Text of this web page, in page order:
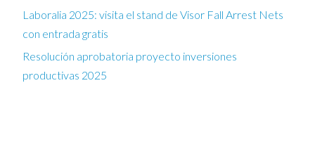
Laboralia 2025: visita el stand de Visor Fall Arrest Nets
con entrada gratis
Resolución aprobatoria proyecto inversiones
productivas 2025